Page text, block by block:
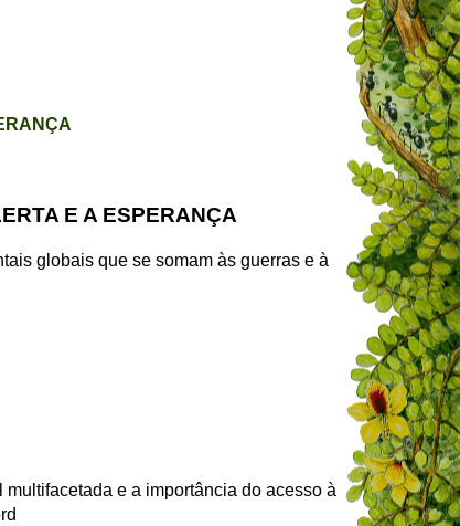
E A ESPERANÇA
globais que se somam às guerras e à
e a importância do acesso à